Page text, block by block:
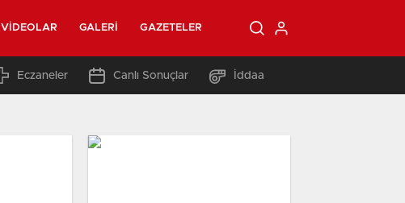
VIDEOLAR GALERI GAZETELER
Eczaneler Canlı Sonuçlar İddaa